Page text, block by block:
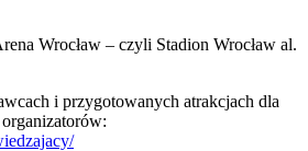
Wrocław – czyli Stadion Wrocław al.
i przygotowanych atrakcjach dla